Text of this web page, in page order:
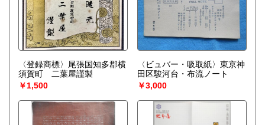
〈登録商標〉尾張国知多郡横
須賀町 二葉屋謹製
￥1,500
〈ビュバー・吸取紙〉東京神
田区駿河台・布流ノート
￥3,000